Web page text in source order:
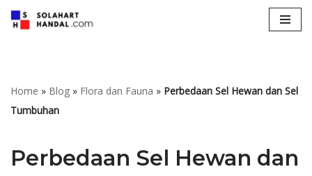
Home » Blog » Flora dan Fauna » Perbedaan Sel Hewan dan Sel
Tumbuhan
Perbedaan Sel Hewan dan